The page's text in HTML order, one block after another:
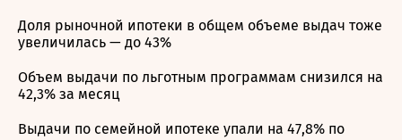
Доля рыночной ипотеки в общем объеме выдач тоже
увеличилась — до 43%
Объем выдачи по льготным программам снизился на
42,3% за месяц
Выдачи по семейной ипотеке упали на 47,8% по